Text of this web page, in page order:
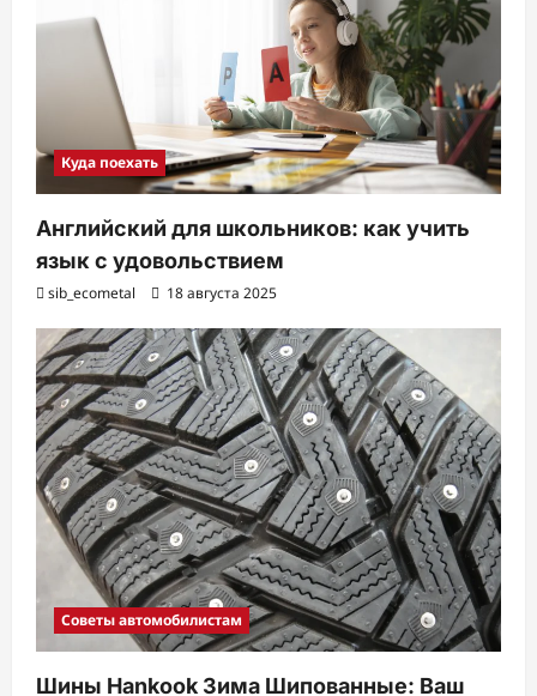
Куда поехать
Английский для школьников: как учить
язык с удовольствием
sib_ecometal 18 августа 2025
Советы автомобилистам
Шины Hankook Зима Шипованные: Ваш